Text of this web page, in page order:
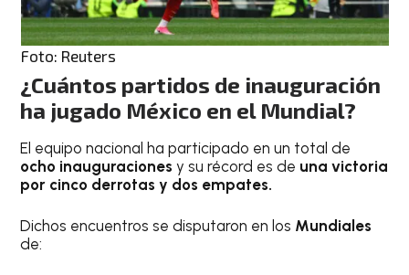
Foto: Reuters
¿Cuántos partidos de inauguración
ha jugado México en el Mundial?
El equipo nacional ha participado en un total de
ocho inauguraciones y su récord es de una victoria
por cinco derrotas y dos empates.
Dichos encuentros se disputaron en los Mundiales
de: